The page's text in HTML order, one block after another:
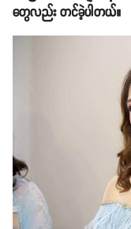
တွေလည်း တင်ခဲ့ပါတယ်။